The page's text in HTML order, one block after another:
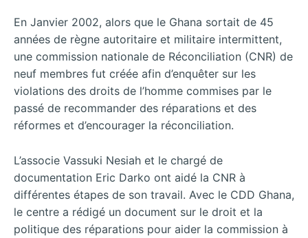
En Janvier 2002, alors que le Ghana sortait de 45
années de règne autoritaire et militaire intermittent,
une commission nationale de Réconciliation (CNR) de
neuf membres fut créée afin d’enquêter sur les
violations des droits de l’homme commises par le
passé de recommander des réparations et des
réformes et d’encourager la réconciliation.
L’associe Vassuki Nesiah et le chargé de
documentation Eric Darko ont aidé la CNR à
différentes étapes de son travail. Avec le CDD Ghana,
le centre a rédigé un document sur le droit et la
politique des réparations pour aider la commission à